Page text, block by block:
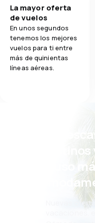
Transporte de equipaje
Comidas
La mayor oferta
de vuelos
En unos segundos
tenemos los mejores
vuelos para ti entre
más de quinientas
líneas aéreas.
¡Eh!
incluso
Nuevas
vacaciones,